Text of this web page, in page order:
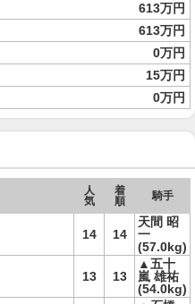
613万円
613万円
0万円
15万円
0万円
人
気
着
順
騎手
14 14
天間 昭
一
(57.0kg)
13 13
▲五十
嵐 雄祐
(54.0kg)